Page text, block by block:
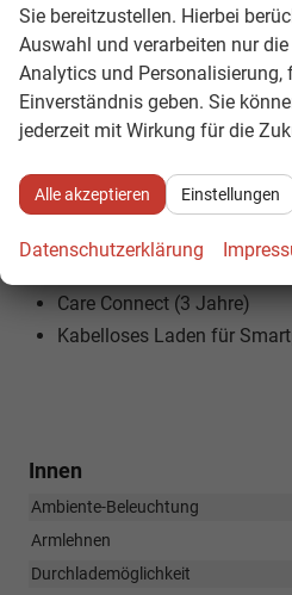
Navigationssystem mit
Kabelloser SmartLink
Bluetooth-
DAB+ Digitalradio
KESSY System
Care Connect (3 Jahre)
Kabelloses Laden für
Innen
Ambiente-Beleuchtung
Armlehnen
Durchlademöglichkeit
Sie bereitzustellen. Hierbei
Auswahl und verarbeiten nur
Analytics und Personalisierung,
Einverständnis geben. Sie
jederzeit mit Wirkung für die
Alle akzeptieren Einstellungen
Datenschutzerklärung